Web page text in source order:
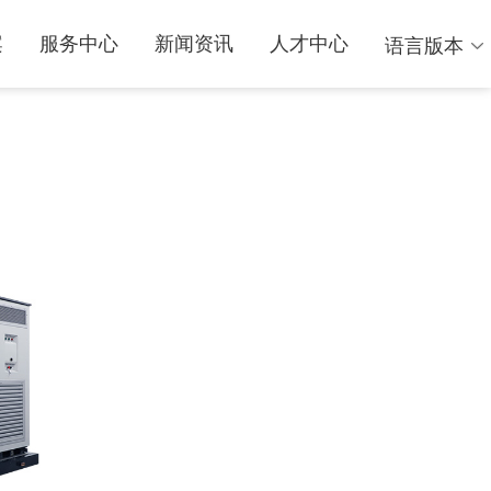
语言版本
中文
人才中心
新闻资讯
服务中心